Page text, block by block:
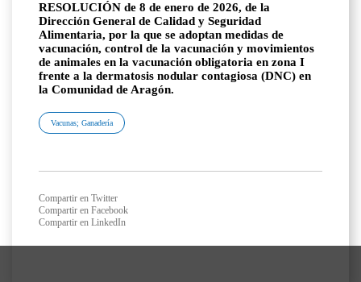
RESOLUCIÓN de 8 de enero de 2026, de la
Dirección General de Calidad y Seguridad
Alimentaria, por la que se adoptan medidas de
vacunación, control de la vacunación y movimientos
de animales en la vacunación obligatoria en zona I
frente a la dermatosis nodular contagiosa (DNC) en
la Comunidad de Aragón.
Vacunas; Ganadería
Compartir en Twitter
Compartir en Facebook
Compartir en LinkedIn